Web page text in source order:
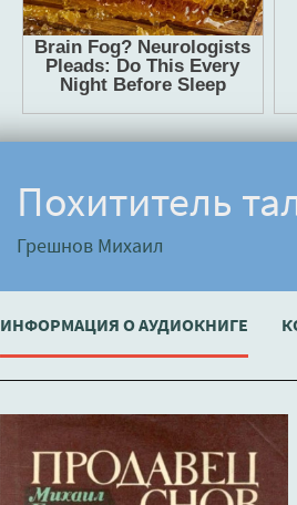
Похититель
Грешнов Михаил
ИНФОРМАЦИЯ О АУДИОКНИГЕ